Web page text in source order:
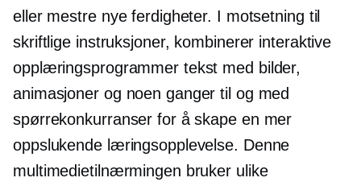
eller mestre nye ferdigheter. I motsetning til
skriftlige instruksjoner, kombinerer interaktive
opplæringsprogrammer tekst med bilder,
animasjoner og noen ganger til og med
spørrekonkurranser for å skape en mer
oppslukende læringsopplevelse. Denne
multimedietilnærmingen bruker ulike